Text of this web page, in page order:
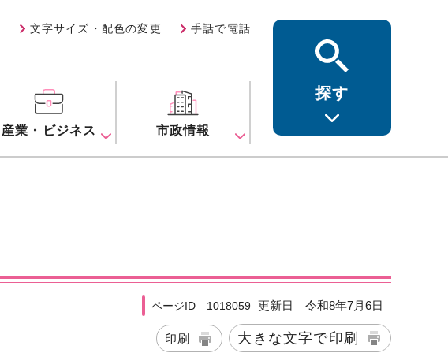
文字サイズ・配色の変更 手話で電話
産業・ビジネス 市政情報
探す
ページID 1018059 更新日 令和8年7月6日
印刷 大きな文字で印刷